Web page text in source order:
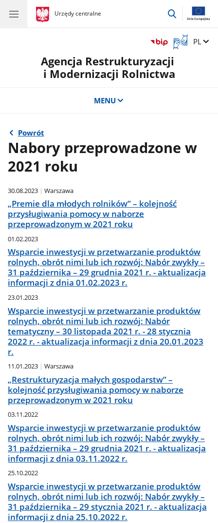
gov.pl
Urzędy centralne
gov.pl
Urzędy
przejdź
Otwórz
okno
z
tłumaczem
Zmień
PL
Agencja Restrukturyzacji
i Modernizacji Rolnictwa
MENU
Powrót
Nabory przeprowadzone w
2021 roku
30.08.2023 Warszawa
„Premie dla młodych rolników” – kolejność
przysługiwania pomocy w naborze
przeprowadzonym w 2021 roku
01.02.2023
Wsparcie inwestycji w przetwarzanie produktów
rolnych, obrót nimi lub ich rozwój: Nabór zwykły –
31 października – 29 grudnia 2021 r. - aktualizacja
informacji z dnia 01.02.2023 r.
23.01.2023
Wsparcie inwestycji w przetwarzanie produktów
rolnych, obrót nimi lub ich rozwój: Nabór
tematyczny – 30 listopada 2021 r. - 28 stycznia
2022 r. - aktualizacja informacji z dnia 20.01.2023
r.
11.01.2023 Warszawa
„Restrukturyzacja małych gospodarstw” –
kolejność przysługiwania pomocy w naborze
przeprowadzonym w 2021 roku
03.11.2022
Wsparcie inwestycji w przetwarzanie produktów
rolnych, obrót nimi lub ich rozwój: Nabór zwykły –
31 października – 29 grudnia 2021 r. - aktualizacja
informacji z dnia 03.11.2022 r.
25.10.2022
Wsparcie inwestycji w przetwarzanie produktów
rolnych, obrót nimi lub ich rozwój: Nabór zwykły –
31 października – 29 stycznia 2021 r. - aktualizacja
informacji z dnia 25.10.2022 r.